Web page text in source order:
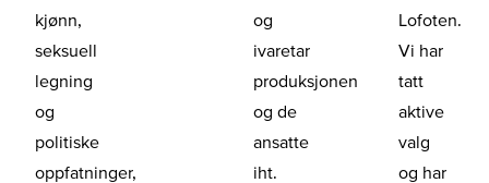
kjønn,
seksuell
legning
og
politiske
oppfatninger,
og
ivaretar
produksjonen
og de
ansatte
iht.
Lofoten.
Vi har
tatt
aktive
valg
og har